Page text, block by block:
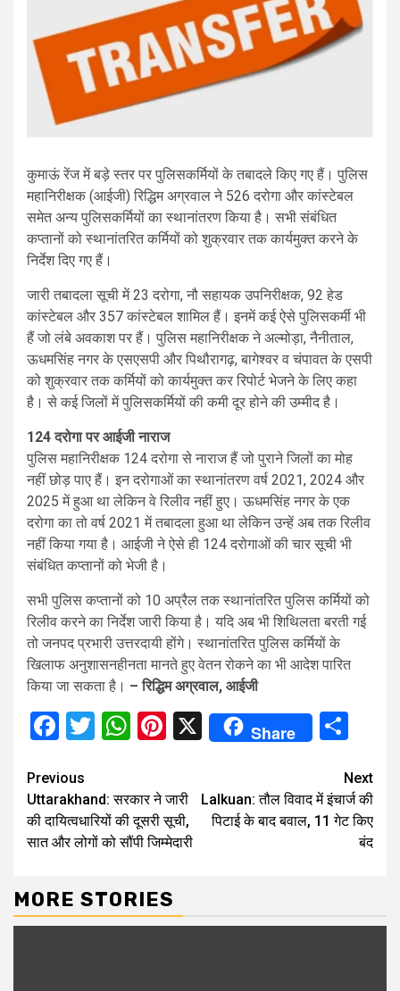
कुमाऊं रेंज में बड़े स्तर पर पुलिसकर्मियों के तबादले किए गए हैं। पुलिस
महानिरीक्षक (आईजी) रिद्धिम अग्रवाल ने 526 दरोगा और कांस्टेबल
समेत अन्य पुलिसकर्मियों का स्थानांतरण किया है। सभी संबंधित
कप्तानों को स्थानांतरित कर्मियों को शुक्रवार तक कार्यमुक्त करने के
निर्देश दिए गए हैं।
जारी तबादला सूची में 23 दरोगा, नौ सहायक उपनिरीक्षक, 92 हेड
कांस्टेबल और 357 कांस्टेबल शामिल हैं। इनमें कई ऐसे पुलिसकर्मी भी
हैं जो लंबे अवकाश पर हैं। पुलिस महानिरीक्षक ने अल्मोड़ा, नैनीताल,
ऊधमसिंह नगर के एसएसपी और पिथौरागढ़, बागेश्वर व चंपावत के एसपी
को शुक्रवार तक कर्मियों को कार्यमुक्त कर रिपोर्ट भेजने के लिए कहा
है। से कई जिलों में पुलिसकर्मियों की कमी दूर होने की उम्मीद है।
124 दरोगा पर आईजी नाराज
पुलिस महानिरीक्षक 124 दरोगा से नाराज हैं जो पुराने जिलों का मोह
नहीं छोड़ पाए हैं। इन दरोगाओं का स्थानांतरण वर्ष 2021, 2024 और
2025 में हुआ था लेकिन वे रिलीव नहीं हुए। ऊधमसिंह नगर के एक
दरोगा का तो वर्ष 2021 में तबादला हुआ था लेकिन उन्हें अब तक रिलीव
नहीं किया गया है। आईजी ने ऐसे ही 124 दरोगाओं की चार सूची भी
संबंधित कप्तानों को भेजी है।
सभी पुलिस कप्तानों को 10 अप्रैल तक स्थानांतरित पुलिस कर्मियों को
रिलीव करने का निर्देश जारी किया है। यदि अब भी शिथिलता बरती गई
तो जनपद प्रभारी उत्तरदायी होंगे। स्थानांतरित पुलिस कर्मियों के
खिलाफ अनुशासनहीनता मानते हुए वेतन रोकने का भी आदेश पारित
किया जा सकता है। – रिद्धिम अग्रवाल, आईजी
Facebook
Twitter
WhatsApp
Pinterest
X Share
Continue
Reading
Previous
Uttarakhand: सरकार ने जारी
की दायित्वधारियों की दूसरी सूची,
सात और लोगों को सौंपी जिम्मेदारी
Next
Lalkuan: तौल विवाद में इंचार्ज की
पिटाई के बाद बवाल, 11 गेट किए
बंद
MORE STORIES